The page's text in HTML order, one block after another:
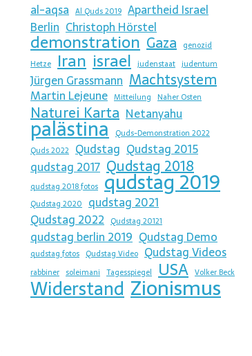
al-aqsa Al Quds 2019 Apartheid Israel
Berlin Christoph Hörstel
demonstration Gaza genozid
Hetze Iran israel judenstaat judentum
Jürgen Grassmann Machtsystem
Martin Lejeune Mitteilung Naher Osten
Naturei Karta Netanyahu
palästina Quds-Demonstration 2022
Quds 2022
Qudstag Qudstag 2015
qudstag 2017 Qudstag 2018
qudstag 2018 fotos qudstag 2019
Qudstag 2020
qudstag 2021
Qudstag 2022
Qudstag 20121
qudstag berlin 2019 Qudstag Demo
qudstag fotos Qudstag Video Qudstag Videos
rabbiner soleimani Tagesspiegel USA Volker Beck
Widerstand Zionismus